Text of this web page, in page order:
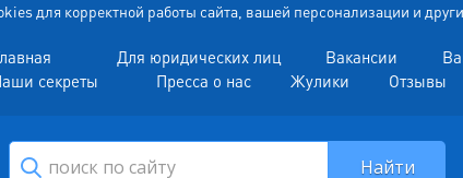
для корректной работы сайта, вашей персонализации и
Для юридических лиц Вакансии
секреты
Пресса о нас Жулики Отзывы